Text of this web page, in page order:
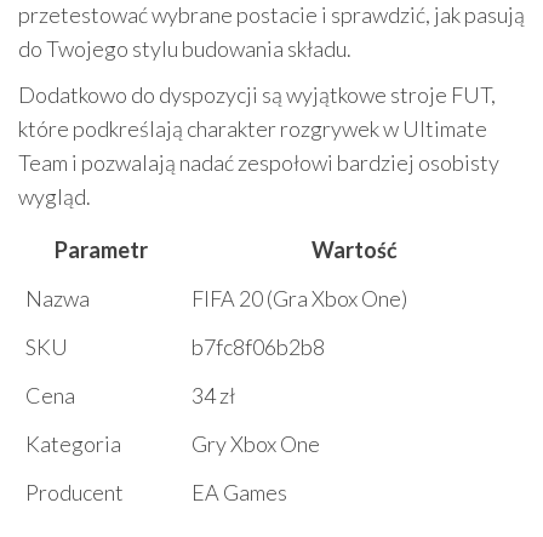
przetestować wybrane postacie i sprawdzić, jak pasują
do Twojego stylu budowania składu.
Dodatkowo do dyspozycji są wyjątkowe stroje FUT,
które podkreślają charakter rozgrywek w Ultimate
Team i pozwalają nadać zespołowi bardziej osobisty
wygląd.
Parametr
Wartość
Nazwa
FIFA 20 (Gra Xbox One)
SKU
b7fc8f06b2b8
Cena
34 zł
Kategoria
Gry Xbox One
Producent
EA Games